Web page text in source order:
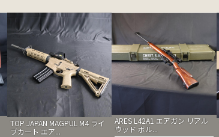
TOP JAPAN MAGPUL M4 ライ
ブカート エア...
ARES L42A1 エアガン リアル
ウッド ボル...